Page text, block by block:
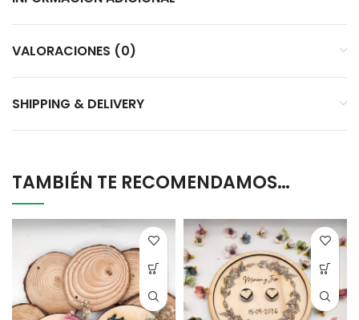
VALORACIONES (0)
SHIPPING & DELIVERY
TAMBIÉN TE RECOMENDAMOS…